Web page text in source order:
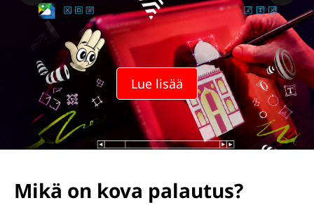
Lue lisää
Mikä on kova palautus?